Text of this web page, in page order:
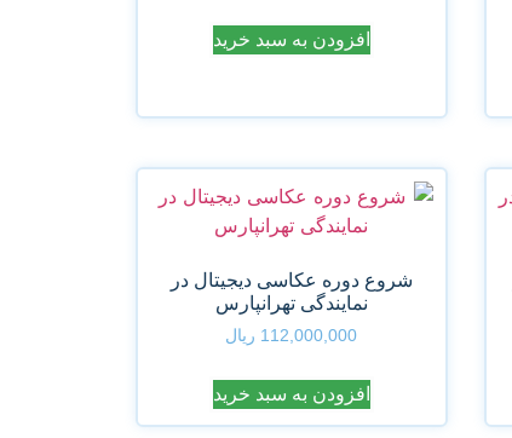
افزودن به سبد خرید
شروع دوره عکاسی دیجیتال در
نمایندگی تهرانپارس
112,000,000 ریال
افزودن به سبد خرید